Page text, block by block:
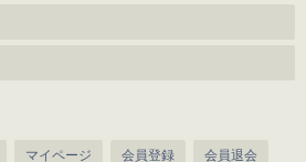
マイページ 会員登録 会員退会